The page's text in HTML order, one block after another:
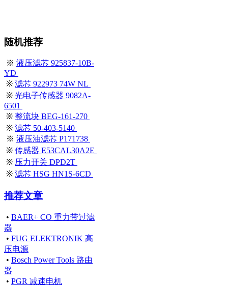
随机推荐
※ 液压滤芯 925837-10B-
YD
※ 滤芯 922973 74W NL
※ 光电子传感器 9082A-
6501
※ 整流块 BEG-161-270
※ 滤芯 50-403-5140
※ 液压油滤芯 P171738
※ 传感器 E53CAL30A2E
※ 压力开关 DPD2T
※ 滤芯 HSG HN1S-6CD
推荐文章
• BAER+ CO 重力带过滤
器
• FUG ELEKTRONIK 高
压电源
• Bosch Power Tools 路由
器
• PGR 减速电机